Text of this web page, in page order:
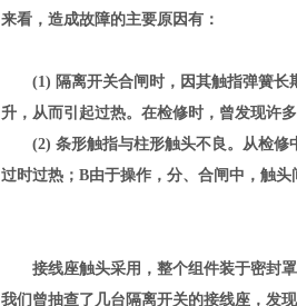
来看，造成故障的主要原因有：
(1) 隔离开关合闸时，因其触指弹簧长
升，从而引起过热。在检修时，曾发现许
(2) 条形触指与柱形触头不良。从检
过时过热；B由于操作，分、合闸中，触
接线座触头采用，整个组件装于密封
我们曾抽查了几台隔离开关的接线座，发